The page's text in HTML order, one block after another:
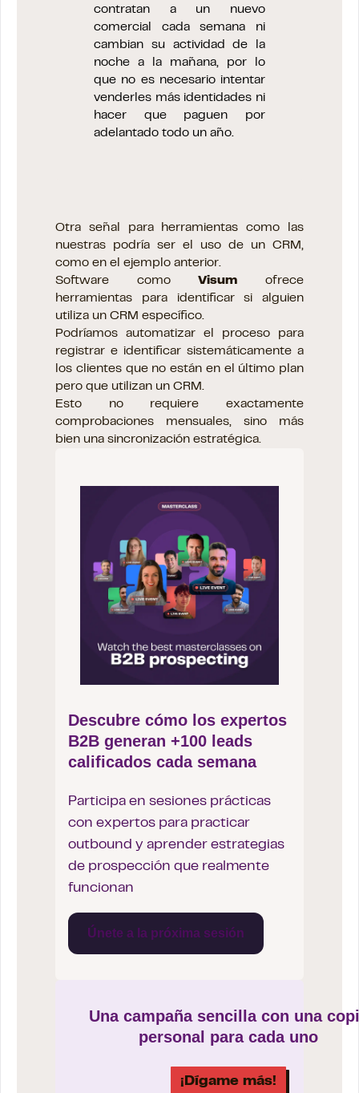
contratan a un nuevo
comercial cada semana ni
cambian su actividad de la
noche a la mañana, por lo
que no es necesario intentar
venderles más identidades ni
hacer que paguen por
adelantado todo un año.
Otra señal para herramientas como las
nuestras podría ser el uso de un CRM,
como en el ejemplo anterior.
Software comoVisum ofrece
herramientas para identificar si alguien
utiliza un CRM específico.
Podríamos automatizar el proceso para
registrar e identificar sistemáticamente a
los clientes que no están en el último plan
pero que utilizan un CRM.
Esto no requiere exactamente
comprobaciones mensuales, sino más
bien una sincronización estratégica.
Descubre cómo los expertos
B2B generan +100 leads
calificados cada semana
Participa en sesiones prácticas
con expertos para practicar
outbound y aprender estrategias
de prospección que realmente
funcionan
Únete a la próxima sesión
Una campaña sencilla con una
personal para cada uno
¡Dígame más!